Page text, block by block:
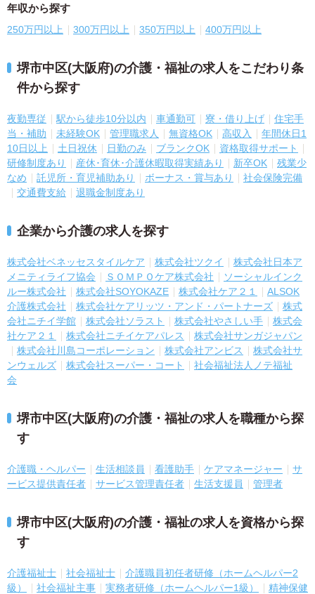
年収から探す
250万円以上 300万円以上 350万円以上 400万円以上
堺市中区(大阪府)の介護・福祉の求人をこだわり条
件から探す
夜勤専従 駅から徒歩10分以内 車通勤可 寮・借り上げ
住宅手
当・補助
未経験OK 管理職求人 無資格OK 高収入
年間休日1
10日以上
土日祝休 日勤のみ ブランクOK
資格取得サポート
研修制度あり
産休･育休･介護休暇取得実績あり 新卒OK
残業少
なめ
託児所・育児補助あり ボーナス・賞与あり
社会保険完備
交通費支給
退職金制度あり
企業から介護の求人を探す
株式会社ベネッセスタイルケア 株式会社ツクイ
株式会社日本ア
メニティライフ協会
ＳＯＭＰＯケア株式会社
ソーシャルインク
ルー株式会社
株式会社SOYOKAZE 株式会社ケア２１
ALSOK
介護株式会社
株式会社ケアリッツ・アンド・パートナーズ
株式
会社ニチイ学館
株式会社ソラスト 株式会社やさしい手
株式会
社ケア２１
株式会社ニチイケアパレス
株式会社サンガジャパン
株式会社川島コーポレーション
株式会社アンビス
株式会社サ
ンウェルズ
株式会社スーパー・コート
社会福祉法人ノテ福祉
会
堺市中区(大阪府)の介護・福祉の求人を職種から探
す
介護職・ヘルパー 生活相談員 看護助手 ケアマネージャー
サ
ービス提供責任者
サービス管理責任者 生活支援員 管理者
堺市中区(大阪府)の介護・福祉の求人を資格から探
す
介護福祉士 社会福祉士
介護職員初任者研修（ホームヘルパー2
級）
社会福祉主事 実務者研修（ホームヘルパー1級）
精神保健